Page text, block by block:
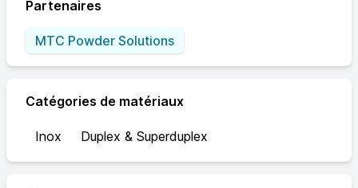
Partenaires
MTC Powder Solutions
Catégories de matériaux
Inox Duplex & Superduplex